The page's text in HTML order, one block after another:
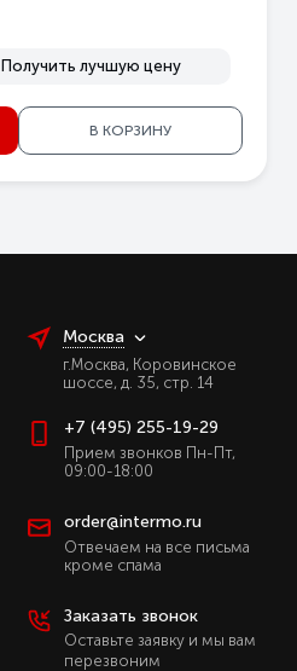
Получить лучшую цену
В КОРЗИНУ
Москва
г.Москва, Коровинское
шоссе, д. 35, стр. 14
+7 (495) 255-19-29
Прием звонков Пн-Пт,
09:00-18:00
order@intermo.ru
Отвечаем на все письма
кроме спама
Заказать звонок
Оставьте заявку и мы вам
перезвоним